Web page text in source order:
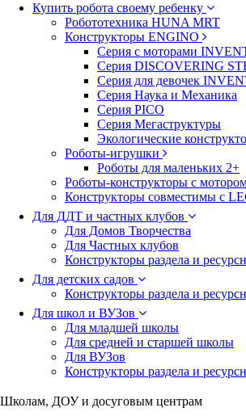
Купить робота своему ребенку
Робототехника HUNA MRT
Конструкторы ENGINO
Серия с моторами
Серия DISCOVERING
Серия для девочек
Серия Наука и Механика
Серия PICO
Серия Мегаструктуры
Экологические
Роботы-игрушки
Роботы для маленьких 2+
Роботы-конструкторы с
Конструкторы совместимы с
Для ДДТ и частных клубов
Для Домов Творчества
Для Частных клубов
Конструкторы раздела и
Для детских садов
Конструкторы раздела и
Для школ и ВУЗов
Для младшей школы
Для средней и старшей школы
Для ВУЗов
Конструкторы раздела и
Школам, ДОУ и досуговым центрам